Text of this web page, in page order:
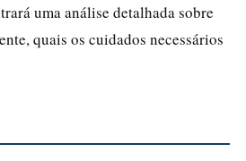
uma análise detalhada sobre
quais os cuidados necessários